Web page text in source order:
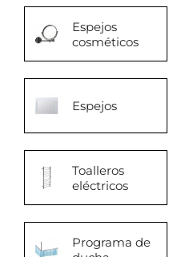
Espejos
cosméticos
Espejos
Toalleros
eléctricos
Programa de